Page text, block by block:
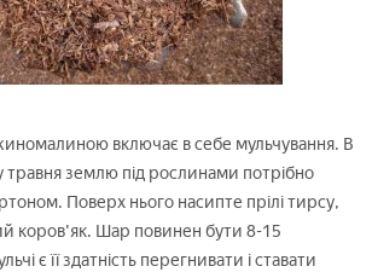
включає в себе мульчування. В
травня землю під рослинами потрібно
Поверх нього насипте прілі тирсу,
коров'як. Шар повинен бути 8-15
є її здатність перегнивати і ставати